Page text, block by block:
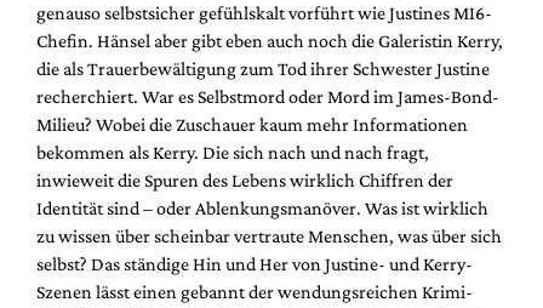
genauso selbstsicher gefühlskalt vorführt wie Justines MI6-
Chefin. Hänsel aber gibt eben auch noch die Galeristin Kerry,
die als Trauerbewältigung zum Tod ihrer Schwester Justine
recherchiert. War es Selbstmord oder Mord im James-Bond-
Milieu? Wobei die Zuschauer kaum mehr Informationen
bekommen als Kerry. Die sich nach und nach fragt,
inwieweit die Spuren des Lebens wirklich Chiffren der
Identität sind – oder Ablenkungsmanöver. Was ist wirklich
zu wissen über scheinbar vertraute Menschen, was über sich
selbst? Das ständige Hin und Her von Justine- und Kerry-
Szenen lässt einen gebannt der wendungsreichen Krimi-